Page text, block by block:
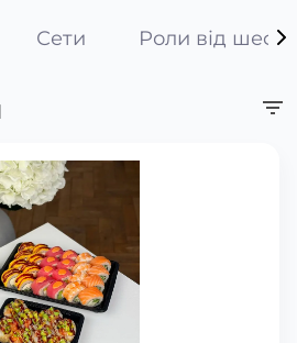
Сети Роли від шефа